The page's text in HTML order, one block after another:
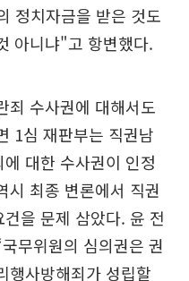
정치자금을 받은 것도
아니냐"고 항변했다.
죄 수사권에 대해서도
1심 재판부는 직권남
대한 수사권이 인정
시 최종 변론에서 직권
을 문제 삼았다. 윤 전
무위원의 심의권은 권
행사방해죄가 성립할